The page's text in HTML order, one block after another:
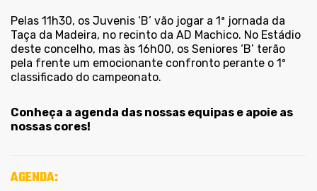
Pelas 11h30, os Juvenis ‘B’ vão jogar a 1ª jornada da
Taça da Madeira, no recinto da AD Machico. No Estádio
deste concelho, mas às 16h00, os Seniores ‘B’ terão
pela frente um emocionante confronto perante o 1º
classificado do campeonato.
Conheça a agenda das nossas equipas e apoie as
nossas cores!
AGENDA: